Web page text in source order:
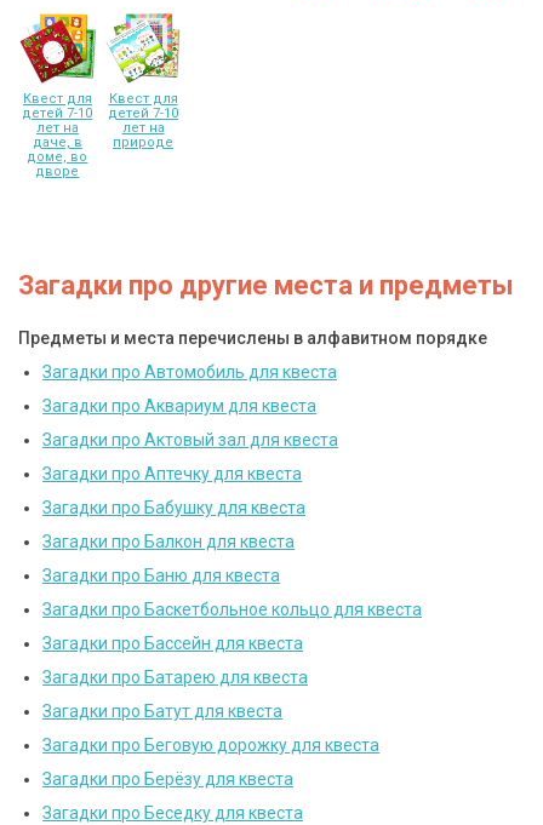
Квест для
детей 7-10
лет на
даче, в
доме, во
дворе
Квест для
детей 7-10
лет на
природе
Загадки про другие места и предметы
Предметы и места перечислены в алфавитном порядке
Загадки про Автомобиль для квеста
Загадки про Аквариум для квеста
Загадки про Актовый зал для квеста
Загадки про Аптечку для квеста
Загадки про Бабушку для квеста
Загадки про Балкон для квеста
Загадки про Баню для квеста
Загадки про Баскетбольное кольцо для квеста
Загадки про Бассейн для квеста
Загадки про Батарею для квеста
Загадки про Батут для квеста
Загадки про Беговую дорожку для квеста
Загадки про Берёзу для квеста
Загадки про Беседку для квеста